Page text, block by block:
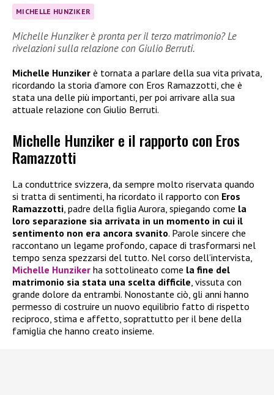
MICHELLE HUNZIKER
Michelle Hunziker è pronta per il terzo matrimonio? Le
rivelazioni sulla relazione con Giulio Berruti.
Michelle Hunziker è tornata a parlare della sua vita privata,
ricordando la storia d’amore con Eros Ramazzotti, che è
stata una delle più importanti, per poi arrivare alla sua
attuale relazione con Giulio Berruti.
Michelle Hunziker e il rapporto con Eros
Ramazzotti
La conduttrice svizzera, da sempre molto riservata quando
si tratta di sentimenti, ha ricordato il rapporto con Eros
Ramazzotti, padre della figlia Aurora, spiegando come la
loro separazione sia arrivata in un momento in cui il
sentimento non era ancora svanito. Parole sincere che
raccontano un legame profondo, capace di trasformarsi nel
tempo senza spezzarsi del tutto. Nel corso dell’intervista,
Michelle Hunziker ha sottolineato come la fine del
matrimonio sia stata una scelta difficile, vissuta con
grande dolore da entrambi. Nonostante ciò, gli anni hanno
permesso di costruire un nuovo equilibrio fatto di rispetto
reciproco, stima e affetto, soprattutto per il bene della
famiglia che hanno creato insieme.